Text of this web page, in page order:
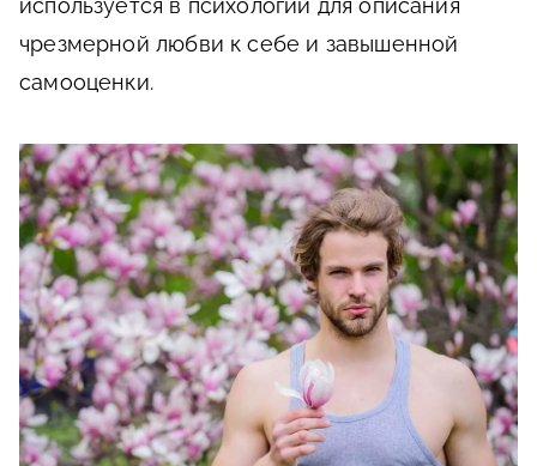
используется в психологии для описания
чрезмерной любви к себе и завышенной
самооценки.